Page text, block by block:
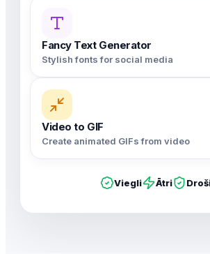
Fancy Text Generator
Stylish fonts for social media
Video to GIF
Create animated GIFs from video
Viegli Ātri